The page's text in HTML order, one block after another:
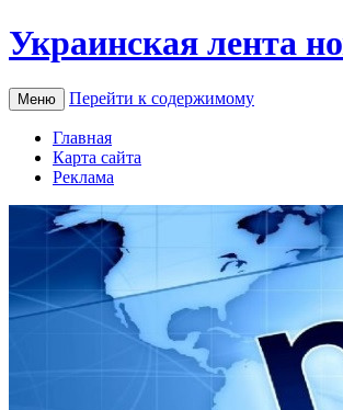
Украинская лента
Меню Перейти к содержимому
Главная
Карта сайта
Реклама